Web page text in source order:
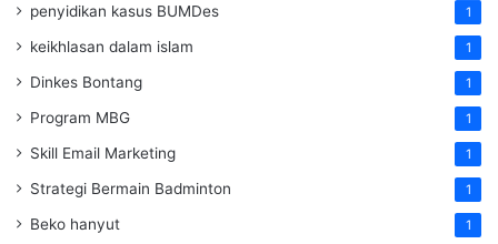
penyidikan kasus BUMDes 1
keikhlasan dalam islam 1
Dinkes Bontang 1
Program MBG 1
Skill Email Marketing 1
Strategi Bermain Badminton 1
Beko hanyut 1